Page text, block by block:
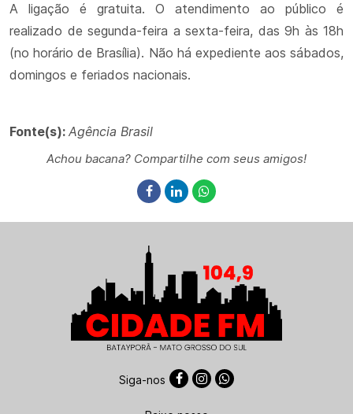
A ligação é gratuita. O atendimento ao público é
realizado de segunda-feira a sexta-feira, das 9h às 18h
(no horário de Brasília). Não há expediente aos sábados,
domingos e feriados nacionais.
Fonte(s): Agência Brasil
Achou bacana? Compartilhe com seus amigos!
Siga-nos